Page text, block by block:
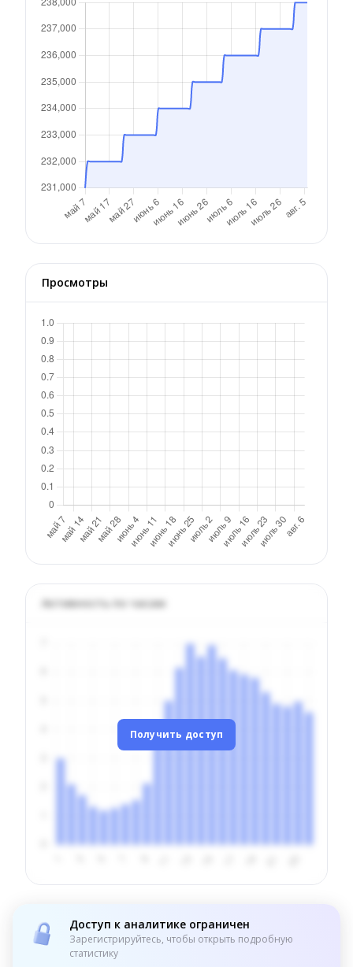
Просмотры
Активность по часам
Получить доступ
Доступ к аналитике ограничен
Зарегистрируйтесь, чтобы открыть подробную
статистику